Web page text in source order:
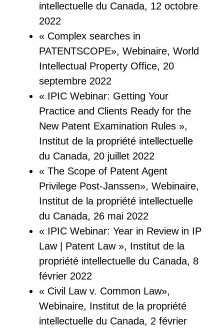
intellectuelle du Canada, 12 octobre
2022
« Complex searches in
PATENTSCOPE», Webinaire, World
Intellectual Property Office, 20
septembre 2022
« IPIC Webinar: Getting Your
Practice and Clients Ready for the
New Patent Examination Rules »,
Institut de la propriété intellectuelle
du Canada, 20 juillet 2022
« The Scope of Patent Agent
Privilege Post-Janssen», Webinaire,
Institut de la propriété intellectuelle
du Canada, 26 mai 2022
« IPIC Webinar: Year in Review in IP
Law | Patent Law », Institut de la
propriété intellectuelle du Canada, 8
février 2022
« Civil Law v. Common Law»,
Webinaire, Institut de la propriété
intellectuelle du Canada, 2 février